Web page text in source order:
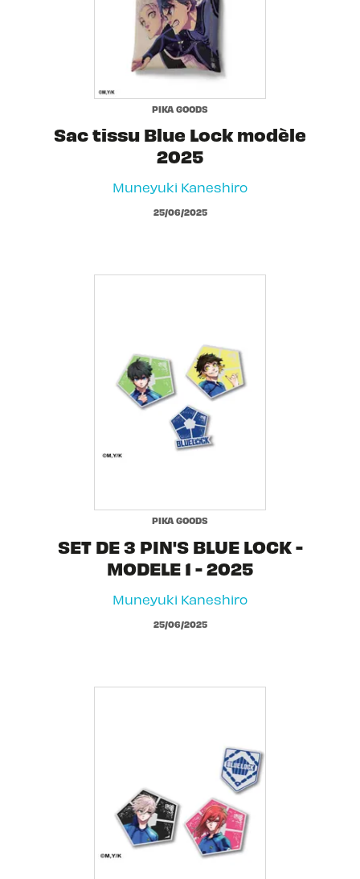
PIKA GOODS
Sac tissu Blue Lock modèle
2025
Muneyuki Kaneshiro
25/06/2025
PIKA GOODS
SET DE 3 PIN'S BLUE LOCK -
MODELE 1 - 2025
Muneyuki Kaneshiro
25/06/2025